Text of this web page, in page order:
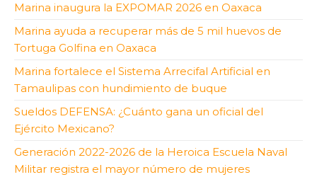
Marina inaugura la EXPOMAR 2026 en Oaxaca
Marina ayuda a recuperar más de 5 mil huevos de
Tortuga Golfina en Oaxaca
Marina fortalece el Sistema Arrecifal Artificial en
Tamaulipas con hundimiento de buque
Sueldos DEFENSA: ¿Cuánto gana un oficial del
Ejército Mexicano?
Generación 2022-2026 de la Heroica Escuela Naval
Militar registra el mayor número de mujeres